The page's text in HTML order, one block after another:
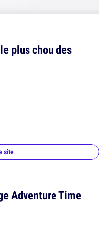
plus chou des
site
Adventure Time